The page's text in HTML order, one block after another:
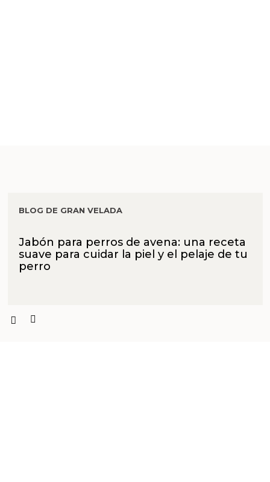
BLOG DE GRAN VELADA
Jabón para perros de avena: una receta
suave para cuidar la piel y el pelaje de tu
perro